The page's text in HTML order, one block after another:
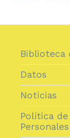
Biblioteca
Datos
Noticias
Política
Personales